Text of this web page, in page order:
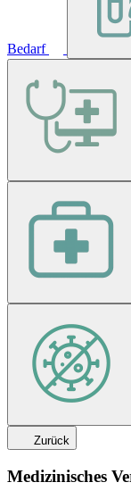
Bedarf
Zurück
Medizinisches